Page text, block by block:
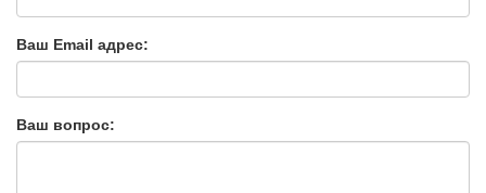
Ваш Email адрес:
Ваш вопрос: